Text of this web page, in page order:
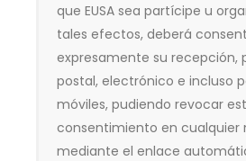
que EUSA sea partícipe u
tales efectos, deberá
expresamente su recepción,
postal, electrónico e incluso
móviles, pudiendo revocar
consentimiento en cualquier
mediante el enlace